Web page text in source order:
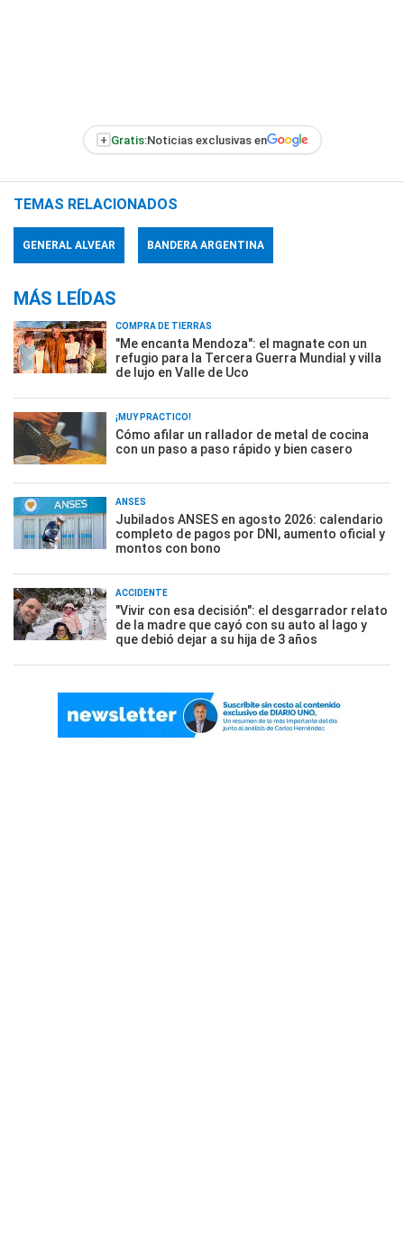
+ Gratis:Noticias exclusivas en
TEMAS RELACIONADOS
GENERAL ALVEAR BANDERA ARGENTINA
MÁS LEÍDAS
COMPRA DE TIERRAS
"Me encanta Mendoza": el magnate con un
refugio para la Tercera Guerra Mundial y villa
de lujo en Valle de Uco
¡MUY PRÁCTICO!
Cómo afilar un rallador de metal de cocina
con un paso a paso rápido y bien casero
ANSES
Jubilados ANSES en agosto 2026: calendario
completo de pagos por DNI, aumento oficial y
montos con bono
ACCIDENTE
"Vivir con esa decisión": el desgarrador relato
de la madre que cayó con su auto al lago y
que debió dejar a su hija de 3 años